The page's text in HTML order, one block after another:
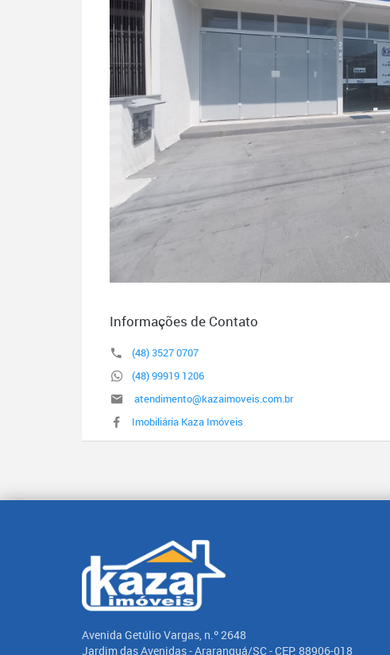
Informações de Contato
(48) 3527 0707
(48) 99919 1206
atendimento@kazaimoveis.com.br
Imobiliária Kaza Imóveis
Avenida Getúlio Vargas, n.º 2648
Jardim das Avenidas - Araranguá/SC - CEP: 88906-018